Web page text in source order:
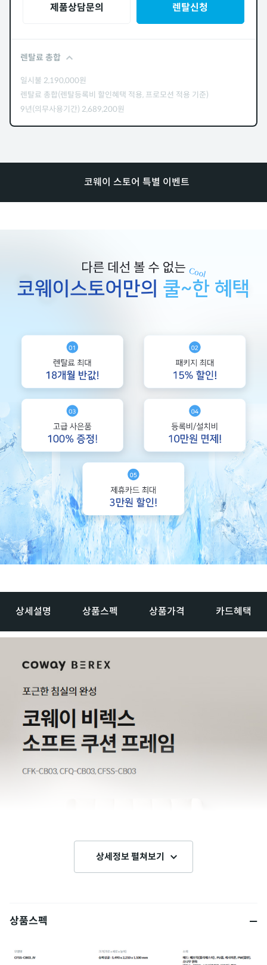
제품상담문의 렌탈신청
렌탈료 총합
일시불 2,190,000원
렌탈료 총합(렌탈등록비 할인혜택 적용, 프로모션 적용 기준)
9년(의무사용기간) 2,689,200원
코웨이 스토어 특별 이벤트
상세설명 상품스펙 상품가격 카드혜택
상세정보 펼쳐보기
상품스펙